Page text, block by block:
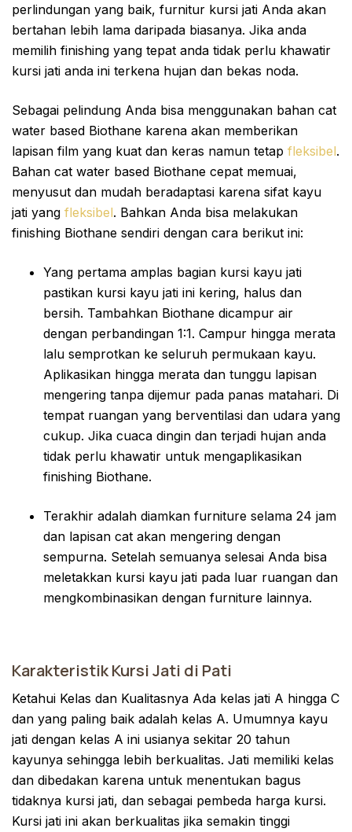
perlindungan yang baik, furnitur kursi jati Anda akan
bertahan lebih lama daripada biasanya. Jika anda
memilih finishing yang tepat anda tidak perlu khawatir
kursi jati anda ini terkena hujan dan bekas noda.
Sebagai pelindung Anda bisa menggunakan bahan cat
water based Biothane karena akan memberikan
lapisan film yang kuat dan keras namun tetap fleksibel.
Bahan cat water based Biothane cepat memuai,
menyusut dan mudah beradaptasi karena sifat kayu
jati yang fleksibel. Bahkan Anda bisa melakukan
finishing Biothane sendiri dengan cara berikut ini:
Yang pertama amplas bagian kursi kayu jati
pastikan kursi kayu jati ini kering, halus dan
bersih. Tambahkan Biothane dicampur air
dengan perbandingan 1:1. Campur hingga merata
lalu semprotkan ke seluruh permukaan kayu.
Aplikasikan hingga merata dan tunggu lapisan
mengering tanpa dijemur pada panas matahari. Di
tempat ruangan yang berventilasi dan udara yang
cukup. Jika cuaca dingin dan terjadi hujan anda
tidak perlu khawatir untuk mengaplikasikan
finishing Biothane.
Terakhir adalah diamkan furniture selama 24 jam
dan lapisan cat akan mengering dengan
sempurna. Setelah semuanya selesai Anda bisa
meletakkan kursi kayu jati pada luar ruangan dan
mengkombinasikan dengan furniture lainnya.
Karakteristik Kursi Jati di Pati
Ketahui Kelas dan Kualitasnya Ada kelas jati A hingga C
dan yang paling baik adalah kelas A. Umumnya kayu
jati dengan kelas A ini usianya sekitar 20 tahun
kayunya sehingga lebih berkualitas. Jati memiliki kelas
dan dibedakan karena untuk menentukan bagus
tidaknya kursi jati, dan sebagai pembeda harga kursi.
Kursi jati ini akan berkualitas jika semakin tinggi